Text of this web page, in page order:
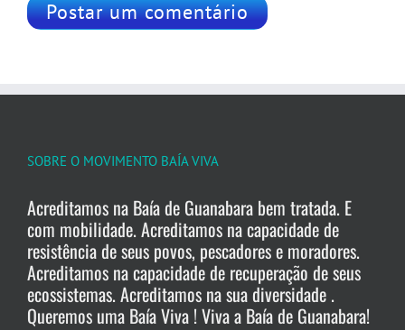
SOBRE O MOVIMENTO BAÍA VIVA
Acreditamos na Baía de Guanabara bem tratada. E
com mobilidade. Acreditamos na capacidade de
resistência de seus povos, pescadores e moradores.
Acreditamos na capacidade de recuperação de seus
ecossistemas. Acreditamos na sua diversidade .
Queremos uma Baía Viva ! Viva a Baía de Guanabara!